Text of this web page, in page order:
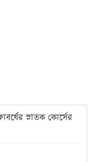
স্নাতক কোর্সের